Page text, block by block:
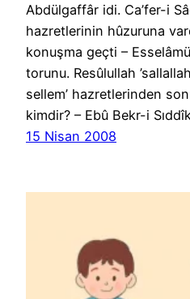
Abdülgaffâr idi. Ca’fer-i
hazretlerinin hûzuruna
konuşma geçti –
torunu. Resûlullah
sellem’ hazretlerinden
kimdir? – Ebû Bekr-i
15 Nisan 2008